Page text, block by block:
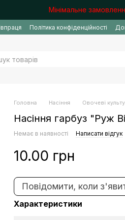
Мінімальне
Політика конфіденційності
Головна Насіння Овочеві
Насіння гарбуз "Руж
Немає в наявності Написати відгук
10.00 грн
Повідомити, коли
Характеристики